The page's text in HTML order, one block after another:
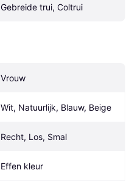
Gebreide trui, Coltrui
Vrouw
Wit, Natuurlijk, Blauw, Beige
Recht, Los, Smal
Effen kleur